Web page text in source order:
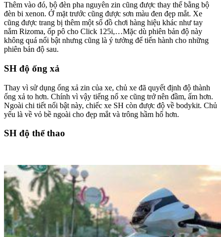
Thêm vào đó, bộ đèn pha nguyên zin cũng được thay thế bằng bộ
đèn bi xenon. Ở mặt trước cũng được sơn màu đen đẹp mắt. Xe
cũng được trang bị thêm một số đồ chơi hàng hiệu khác như tay
nắm Rizoma, ốp pô cho Click 125i,…Mặc dù phiên bản độ này
không quá nổi bật nhưng cũng là ý tưởng để tiến hành cho những
phiên bản độ sau.
SH độ ống xả
Thay vì sử dụng ống xả zin của xe, chủ xe đã quyết định độ thành
ống xả to hơn. Chính vì vậy tiếng nổ xe cũng trở nên đầm, ấm hơn.
Ngoài chi tiết nổi bật này, chiếc xe SH còn được độ về bodykit. Chủ
yếu là về vỏ bề ngoài cho đẹp mắt và trông hầm hố hơn.
SH độ thể thao